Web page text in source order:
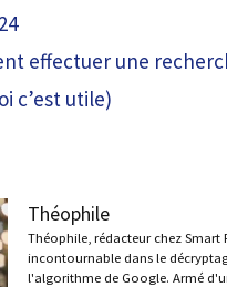
effectuer une
c’est utile)
Théophile
Théophile, rédacteur chez Smart
incontournable dans le
l'algorithme de Google. Armé